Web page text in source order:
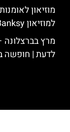
מוזיאון
למוזיאון Banksy ברצלונה
מרץ בברצלונה
לדעת | חופשה